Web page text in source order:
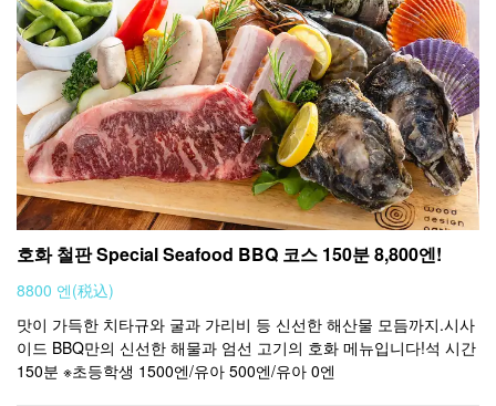
호화 철판 Special Seafood BBQ 코스 150분 8,800엔!
8800 엔(税込)
맛이 가득한 치타규와 굴과 가리비 등 신선한 해산물 모듬까지.시사
이드 BBQ만의 신선한 해물과 엄선 고기의 호화 메뉴입니다!석 시간
150분 ※초등학생 1500엔/유아 500엔/유아 0엔